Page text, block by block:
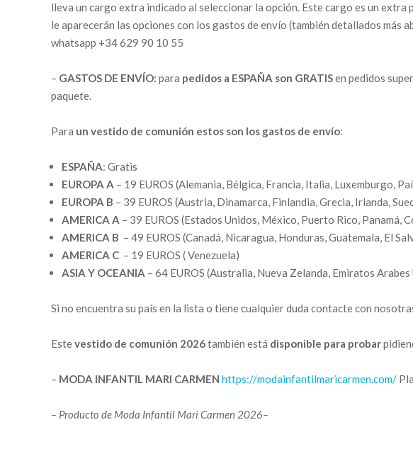
lleva un cargo extra indicado al seleccionar la opción. Este cargo es un
le aparecerán las opciones con los gastos de envío (también detallados
whatsapp +34 629 90 10 55
– GASTOS DE ENVÍO: para pedidos a ESPAÑA son GRATISen pedidos
paquete.
Para un vestido de comunión estos son los gastos de envío:
ESPAÑA: Gratis
EUROPA A – 19 EUROS (Alemania, Bélgica, Francia, Italia, Luxemburgo,
EUROPA B – 39 EUROS (Austria, Dinamarca, Finlandia, Grecia, Irlanda,
AMERICA A – 39 EUROS (Estados Unidos, México, Puerto Rico, Panamá,
AMERICA B – 49 EUROS (Canadá, Nicaragua, Honduras, Guatemala, El
AMERICA C – 19 EUROS ( Venezuela)
ASIA Y OCEANIA – 64 EUROS (Australia, Nueva Zelanda, Emiratos
Si no encuentra su país en la lista o tiene cualquier duda contacte con
Estevestido de comunión 2026también está disponible para probar
– MODA INFANTIL MARI CARMEN https://modainfantilmaricarmen.com/
– Producto de Moda Infantil Mari Carmen 2026–